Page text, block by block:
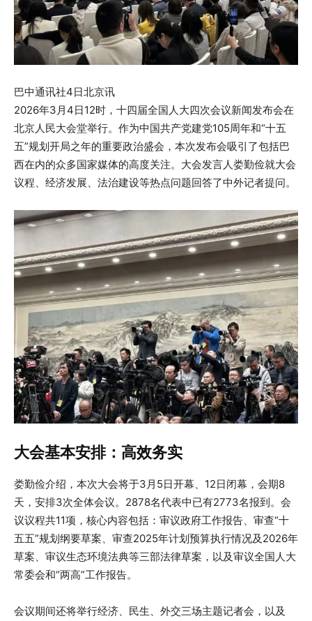
巴中通讯社4日北京讯
2026年3月4日12时，十四届全国人大四次会议新闻发布会在
北京人民大会堂举行。作为中国共产党建党105周年和“十五
五”规划开局之年的重要政治盛会，本次发布会吸引了包括巴
西在内的众多国家媒体的高度关注。大会发言人娄勤俭就大会
议程、经济发展、法治建设等热点问题回答了中外记者提问。
大会基本安排：高效务实
娄勤俭介绍，本次大会将于3月5日开幕、12日闭幕，会期8
天，安排3次全体会议。2878名代表中已有2773名报到。会
议议程共11项，核心内容包括：审议政府工作报告、审查“十
五五”规划纲要草案、审查2025年计划预算执行情况及2026年
草案、审议生态环境法典等三部法律草案，以及审议全国人大
常委会和“两高”工作报告。
会议期间还将举行经济、民生、外交三场主题记者会，以及